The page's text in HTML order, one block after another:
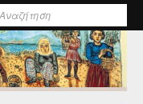
Φόρμα αναζήτησης